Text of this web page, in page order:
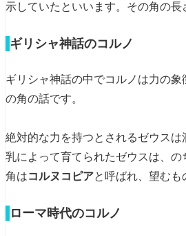
示していたといいます。その角の長
ギリシャ神話のコルノ
ギリシャ神話の中でコルノは力の
の角の話です。
絶対的な力を持つとされるゼウス
乳によって育てられたゼウスは、
角はコルヌコピアと呼ばれ、望むも
ローマ時代のコルノ